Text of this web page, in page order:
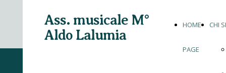
HOME
PAGE
CHI
Ass. musicale M°
Aldo Lalumia